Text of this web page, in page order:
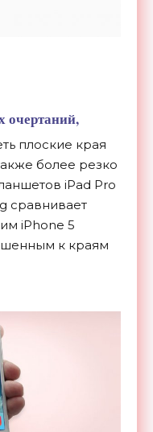
очертаний,
плоские края
более резко
iPad Pro
сравнивает
iPhone 5
к краям